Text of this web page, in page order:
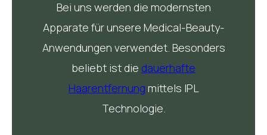
Bei uns werden die modernsten
Apparate für unsere Medical-Beauty-
Anwendungen verwendet. Besonders
beliebt ist die dauerhafte
Haarentfernung mittels IPL
Technologie.